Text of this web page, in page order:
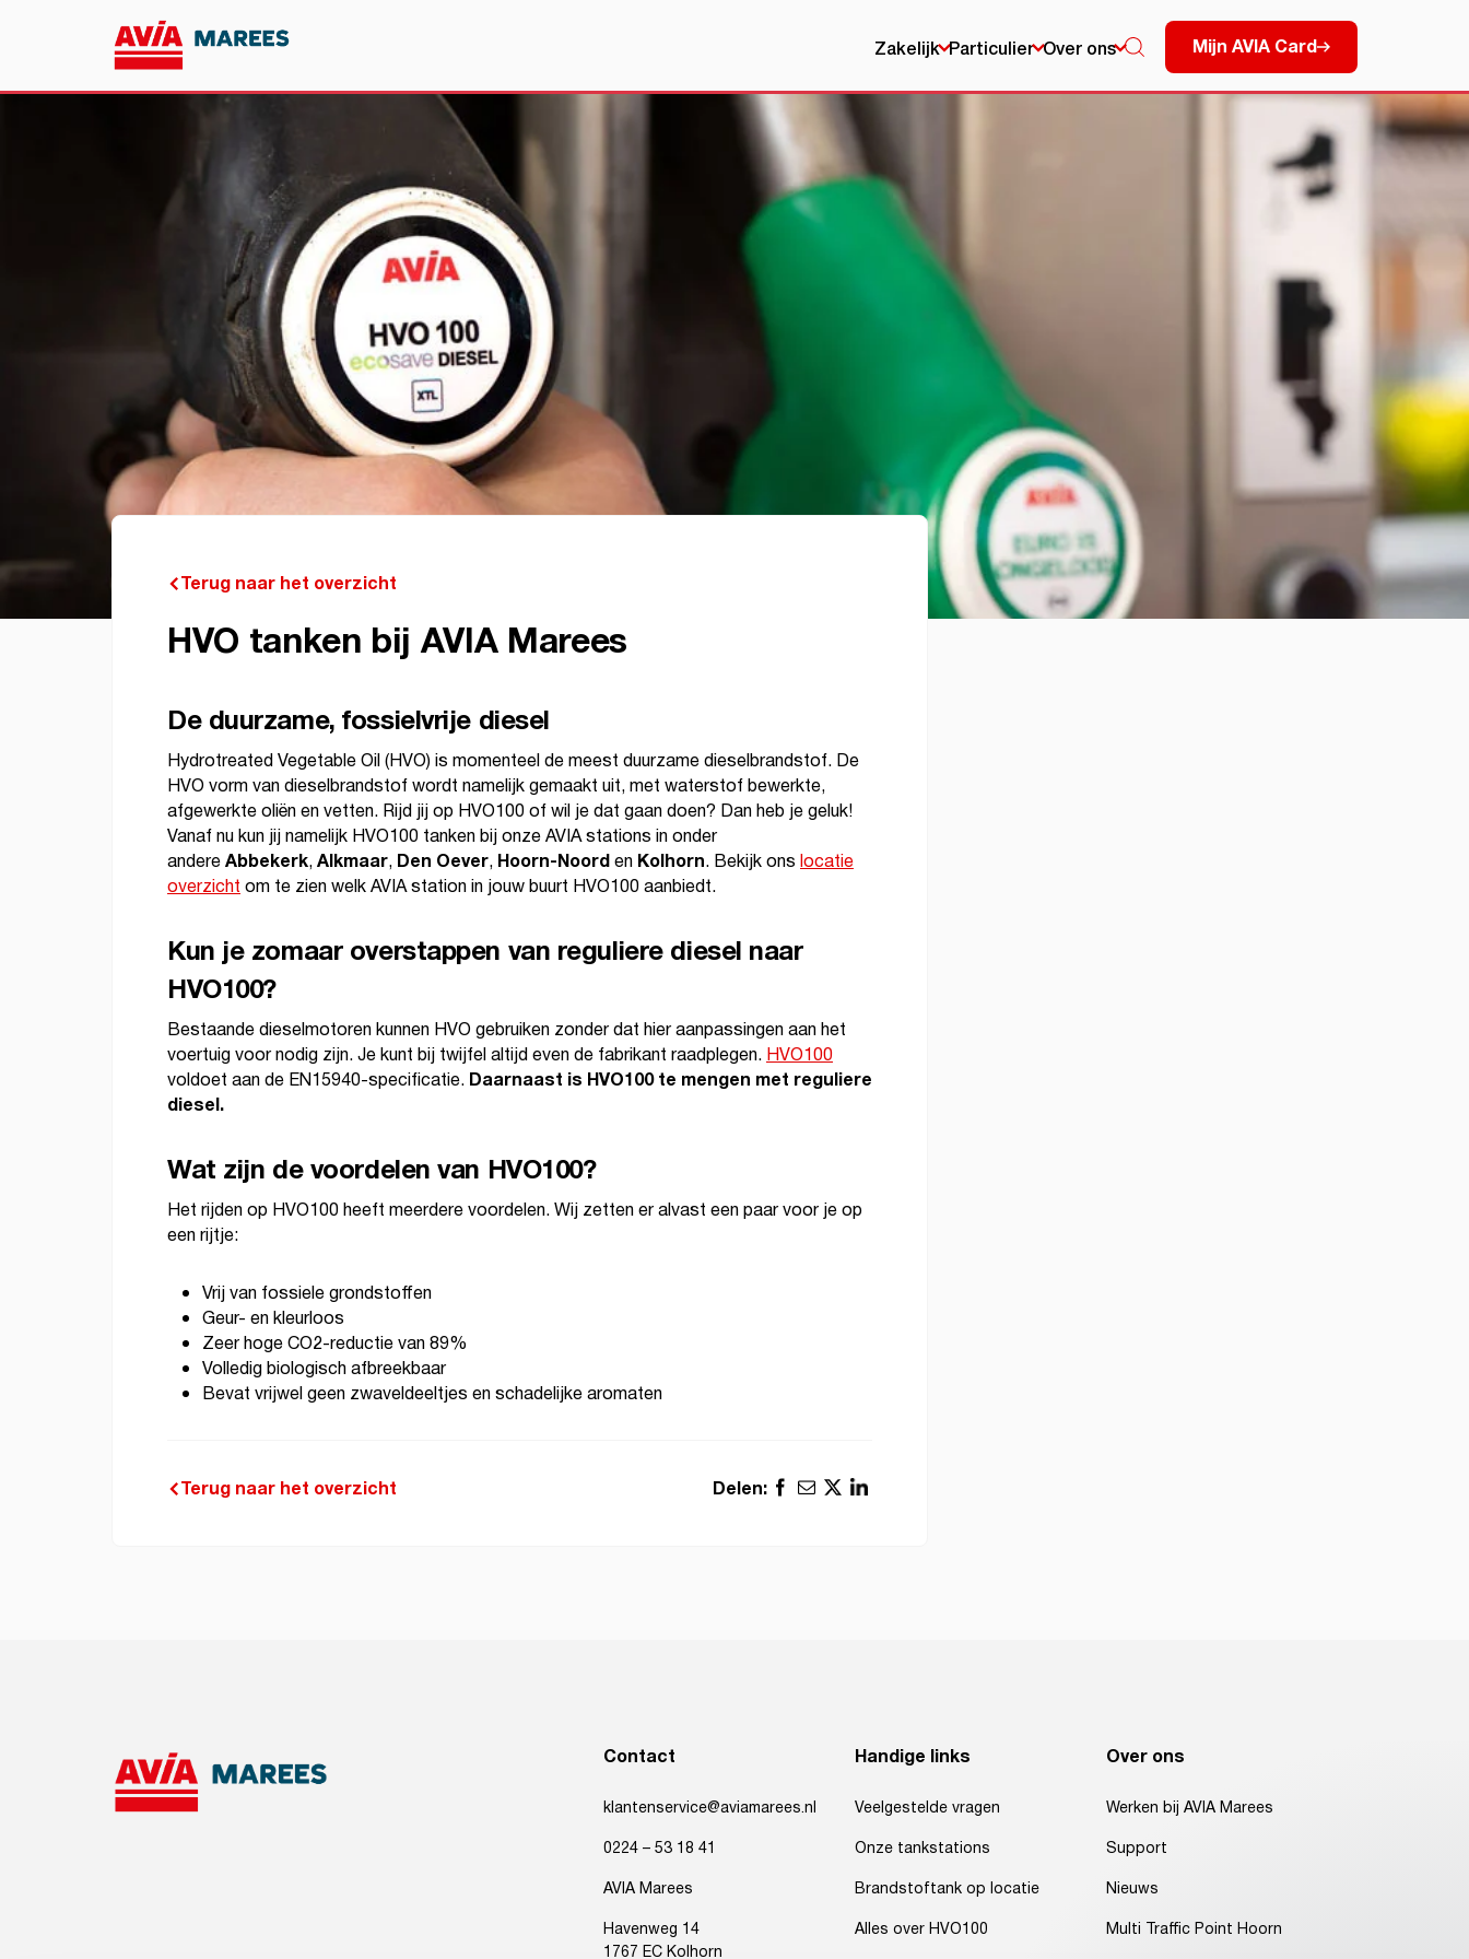
Zakelijk Particulier Over ons Mijn AVIA Card
Terug naar het overzicht
HVO tanken bij AVIA Marees
De duurzame, fossielvrije diesel
Hydrotreated Vegetable Oil (HVO) is momenteel de meest duurzame dieselbrandstof. De
HVO vorm van dieselbrandstof wordt namelijk gemaakt uit, met waterstof bewerkte,
afgewerkte oliën en vetten. Rijd jij op HVO100 of wil je dat gaan doen? Dan heb je geluk!
Vanaf nu kun jij namelijk HVO100 tanken bij onze AVIA stations in onder
andereAbbekerk,Alkmaar, Den Oever, Hoorn-Noorden Kolhorn. Bekijk ons locatie
overzichtom te zien welk AVIA station in jouw buurt HVO100 aanbiedt.
Kun je zomaar overstappen van reguliere diesel naar
HVO100?
Bestaande dieselmotoren kunnen HVO gebruiken zonder dat hier aanpassingen aan het
voertuig voor nodig zijn. Je kunt bij twijfel altijd even de fabrikant raadplegen.HVO100
voldoet aan de EN15940-specificatie. Daarnaast is HVO100 te mengen met reguliere
diesel.
Wat zijn de voordelen van HVO100?
Het rijden op HVO100 heeft meerdere voordelen. Wij zetten er alvast een paar voor je op
een rijtje:
Vrij van fossiele grondstoffen
Geur- en kleurloos
Zeer hoge CO2-reductie van 89%
Volledig biologisch afbreekbaar
Bevat vrijwel geen zwaveldeeltjes en schadelijke aromaten
Terug naar het overzicht Delen:
Contact
klantenservice@aviamarees.nl
0224 – 53 18 41
AVIA Marees
Havenweg 14
1767 EC Kolhorn
Handige links
Veelgestelde vragen
Onze tankstations
Brandstoftank op locatie
Alles over HVO100
Over ons
Werken bij AVIA Marees
Support
Nieuws
Multi Traffic Point Hoorn